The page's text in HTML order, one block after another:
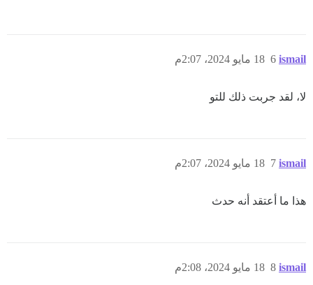
ismail 18 مايو 2024، 2:07م 6
لا، لقد جربت ذلك للتو
ismail 18 مايو 2024، 2:07م 7
هذا ما أعتقد أنه حدث
ismail 18 مايو 2024، 2:08م 8